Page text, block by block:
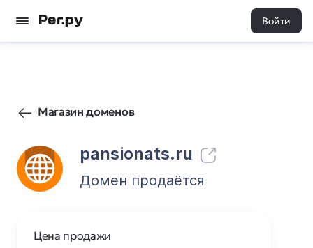
Войти
Магазин доменов
pansionats.ru
0 0
Домен продаётся
Цена продажи